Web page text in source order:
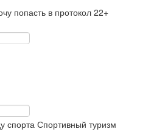
попасть в протокол 22+
спорта Спортивный туризм